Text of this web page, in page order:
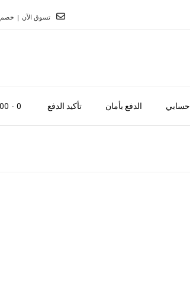
تسوق الآن | خصم 10% على جميع المنتجات
تأكيد الدفع الدفع بأمان حسابي 0 - 0.00 ر.س